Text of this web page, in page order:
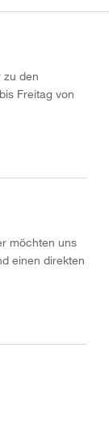
zu den
Freitag von
möchten uns
einen direkten